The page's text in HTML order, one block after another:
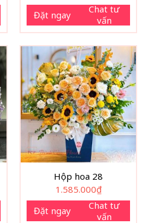
Đặt ngay
Chat tư
vấn
Hộp hoa 28
1.585.000₫
Đặt ngay
Chat tư
vấn